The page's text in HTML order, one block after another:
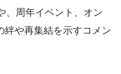
、周年イベント、オン
絆や再集結を示すコメン